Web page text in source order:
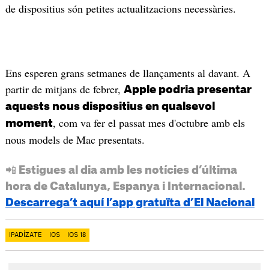
de dispositius són petites actualitzacions necessàries.
Ens esperen grans setmanes de llançaments al davant. A
partir de mitjans de febrer, Apple podria presentar
aquests nous dispositius en qualsevol
moment, com va fer el passat mes d'octubre amb els
nous models de Mac presentats.
📲 Estigues al dia amb les notícies d’última
hora de Catalunya, Espanya i Internacional.
Descarrega’t aquí l’app gratuïta d’El Nacional
IPADÍZATE IOS IOS 18